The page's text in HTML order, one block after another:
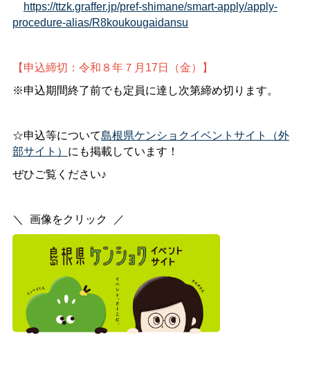
https://ttzk.graffer.jp/pref-shimane/smart-apply/apply-
procedure-alias/R8koukougaidansu
【申込締切：令和８年７月17日（金）】
※申込期間終了前でも定員に達し次第締め切ります。
☆申込等について島根県ケンショクイベントサイト（外
部サイト） にも掲載しています！
ぜひご覧ください♪
＼ 画像をクリック ／